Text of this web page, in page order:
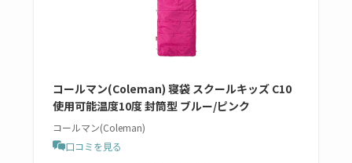
コールマン(Coleman) 寝袋 スクールキッズ C10
使用可能温度10度 封筒型 ブルー/ピンク
コールマン(Coleman)
口コミを見る